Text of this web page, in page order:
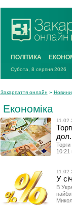
ПОЛІТИКА
Субота, 8 серпня 2026
Закарпаття онлайн » Новини
Економіка
дол.
10:21
У
В